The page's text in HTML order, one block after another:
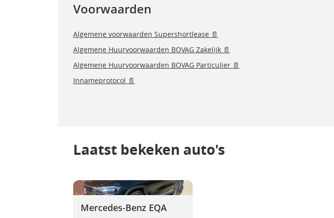
Voorwaarden
Algemene voorwaarden Supershortlease 📄
Algemene Huurvoorwaarden BOVAG Zakelijk 📄
Algemene Huurvoorwaarden BOVAG Particulier 📄
Innameprotocol 📄
Laatst bekeken auto's
Mercedes-Benz EQA
Mercedes-Benz EQA
Mercedes-Benz EQA